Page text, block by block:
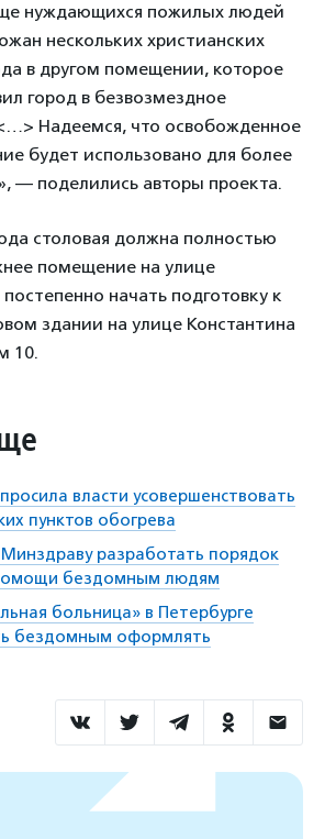
нуждающихся пожилых людей
нескольких христианских
в другом помещении, которое
город в безвозмездное
Надеемся, что освобожденное
будет использовано для более
— поделились авторы проекта.
столовая должна полностью
помещение на улице
начать подготовку к
здании на улице Константина
10.
власти усовершенствовать
пунктов обогрева
разработать порядок
бездомным людям
больница» в Петербурге
бездомным оформлять